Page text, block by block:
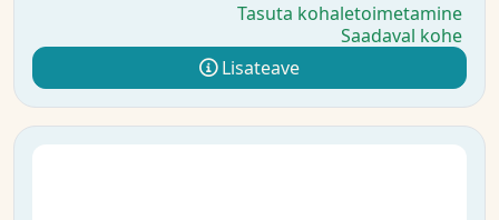
Tasuta kohaletoimetamine
Saadaval kohe
Lisateave